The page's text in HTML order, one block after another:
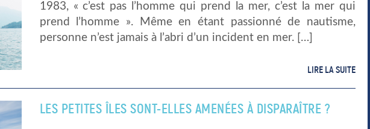
1983, « c’est pas l’homme qui prend la mer, c’est la mer qui
prend l’homme ». Même en étant passionné de nautisme,
personne n’est jamais à l’abri d’un incident en mer. […]
LIRE LA SUITE
LES PETITES ÎLES SONT-ELLES AMENÉES À DISPARAÎTRE ?